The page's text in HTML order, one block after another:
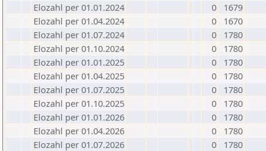
Elozahl per 01.01.2024
0
1679
Elozahl per 01.04.2024
0
1670
Elozahl per 01.07.2024
0
1780
Elozahl per 01.10.2024
0
1780
Elozahl per 01.01.2025
0
1780
Elozahl per 01.04.2025
0
1780
Elozahl per 01.07.2025
0
1780
Elozahl per 01.10.2025
0
1780
Elozahl per 01.01.2026
0
1780
Elozahl per 01.04.2026
0
1780
Elozahl per 01.07.2026
0 1780